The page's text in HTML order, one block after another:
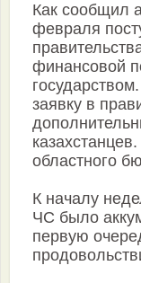
Как сообщил
февраля
финансовой
заявку в
областного
К началу
ЧС было
первую